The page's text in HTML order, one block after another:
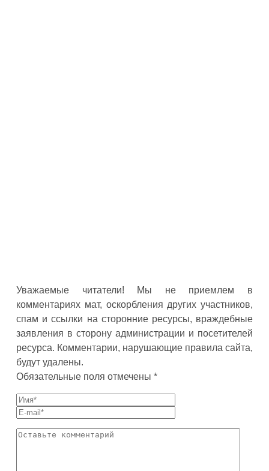
Уважаемые читатели! Мы не приемлем в
комментариях мат, оскорбления других участников,
спам и ссылки на сторонние ресурсы, враждебные
заявления в сторону администрации и посетителей
ресурса. Комментарии, нарушающие правила сайта,
будут удалены.
Обязательные поля отмечены *